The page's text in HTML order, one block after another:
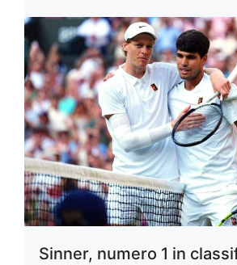
Sinner, numero 1 in